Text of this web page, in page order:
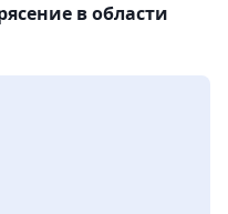
в области